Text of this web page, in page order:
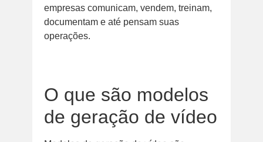
empresas comunicam, vendem, treinam,
documentam e até pensam suas
operações.
O que são modelos
de geração de vídeo